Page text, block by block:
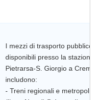
I mezzi di trasporto pubblico
disponibili presso la stazione di
Pietrarsa-S. Giorgio a
includono:
- Treni regionali e metropolitani